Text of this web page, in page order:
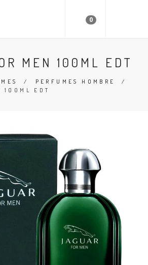
0
MEN 100ML EDT
/ PERFUMES HOMBRE
/
100ML EDT